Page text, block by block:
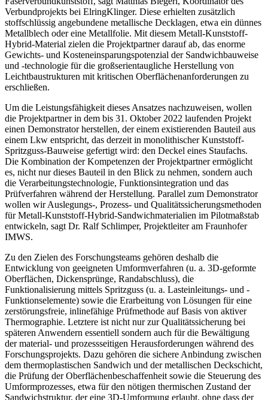
Verbundprojekts bei ElringKlinger. Diese erhielten zusätzlich
stoffschlüssig angebundene metallische Decklagen, etwa ein dünnes
Metallblech oder eine Metallfolie. Mit diesem Metall-Kunststoff-
Hybrid-Material zielen die Projektpartner darauf ab, das enorme
Gewichts- und Kosteneinsparungspotenzial der Sandwichbauweise
und -technologie für die großserientaugliche Herstellung von
Leichtbaustrukturen mit kritischen Oberflächen­anforderungen zu
erschließen.
Um die Leistungsfähigkeit dieses ­Ansatzes nachzuweisen, wollen
die Projektpartner in dem bis 31. Oktober 2022 laufenden Projekt
einen Demonstrator herstellen, der einem existierenden Bauteil aus
einem Lkw entspricht, das derzeit in monolithischer Kunststoff-
Spritzguss-Bauweise gefertigt wird: den Deckel eines Staufachs.
Die Kombination der Kompetenzen der Projektpartner ermöglicht
es, nicht nur dieses Bauteil in den Blick zu nehmen, sondern auch
die Verarbeitungstechnologie, Funktionsintegration und das
Prüfverfahren während der Herstellung. Parallel zum Demonstrator
wollen wir Auslegungs-, Prozess- und Qualitätssicherungsmethoden
für Metall-Kunststoff-Hybrid-Sandwichmaterialien im Pilotmaßstab
entwickeln, sagt Dr. Ralf Schlimper, Projekt­leiter am Fraunhofer
IMWS.
Zu den Zielen des Forschungsteams gehören deshalb die
Entwicklung von geeigneten Umformverfahren (u. a. 3D-geformte
Oberflächen, Dickensprünge, Randabschluss), die
Funktionalisierung mittels Spritzguss (u. a. Lasteinleitungs- und ­
Funktionselemente) sowie die Erarbeitung von Lösungen für eine
zerstörungsfreie, inlinefähige Prüfmethode auf Basis von aktiver
Thermographie. Letztere ist nicht nur zur Qualitätssicherung bei
späteren Anwendern essentiell sondern auch für die Bewältigung
der material- und prozessseitigen Herausforderungen während des
Forschungsprojekts. Dazu gehören die sichere Anbindung zwischen
dem thermoplastischen Sandwich und der metallischen Deckschicht,
die Prüfung der Oberflächen­beschaffenheit sowie die Steuerung des
Umformprozesses, etwa für den nötigen thermischen Zustand der
Sandwichstruktur, der eine 3D-Umformung erlaubt, ohne dass der